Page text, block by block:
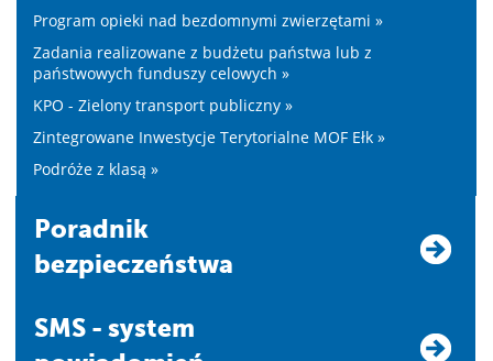
Program opieki nad bezdomnymi zwierzętami »
Zadania realizowane z budżetu państwa lub z
państwowych funduszy celowych »
KPO - Zielony transport publiczny »
Zintegrowane Inwestycje Terytorialne MOF Ełk »
Podróże z klasą »
Poradnik
bezpieczeństwa
SMS - system